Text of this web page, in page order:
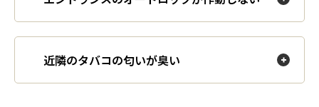
近隣のタバコの匂いが臭い